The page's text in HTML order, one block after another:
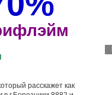
расскажет как